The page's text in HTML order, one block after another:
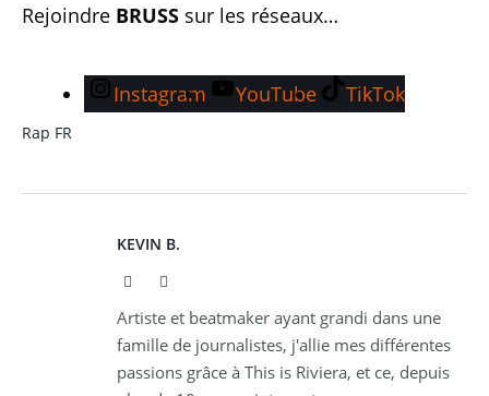
Rejoindre BRUSS sur les réseaux…
Instagram YouTube TikTok
Rap FR
KEVIN B.
Website
Artiste et beatmaker ayant grandi dans une
famille de journalistes, j'allie mes différentes
passions grâce à This is Riviera, et ce, depuis